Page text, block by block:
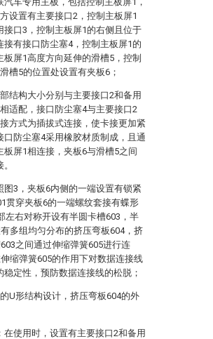
设置有主要接口2，控制主板屏1
接口3，控制主板屏1的右侧且位于
接有接口防尘塞4，控制主板屏1的
屏1高度方向延伸的滑槽5，控制
槽5的位置处设置有夹板6；
结构大小分别与主要接口2和备用
适配，接口防尘塞4与主要接口2
方式为插拔式连接，使卡接更加紧
口防尘塞4采用橡胶材质制成，且通
板屏1相连接，夹板6与滑槽5之间
图3，夹板6内侧的一端设置有锁紧
贯穿夹板6的一端螺纹套接有蝶形
左右对称开设有半圆卡槽603，半
多组均匀分布的挤压弯板604，挤
之间通过伸缩弹簧605进行连
缩弹簧605的作用下对数据连接线
定性，预防数据连接线的松脱；
U形结构设计，挤压弯板604的外
使用时，设置有主要接口2和备用